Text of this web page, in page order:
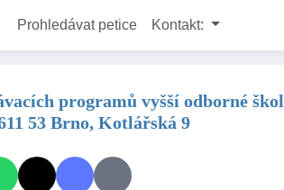
Prohledávat petice Kontakt:
programů vyšší odborné
53 Brno, Kotlářská 9